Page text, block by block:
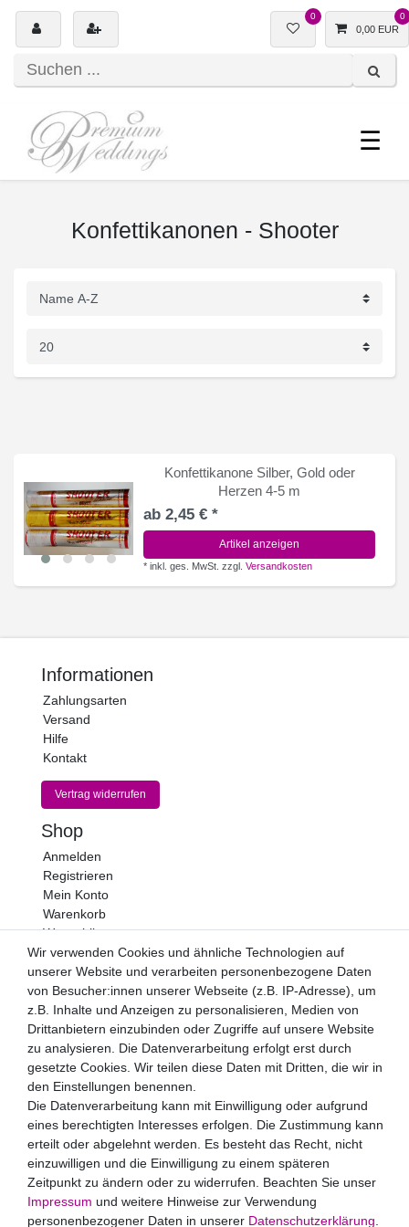
0 0
0,00 EUR
☰
Konfettikanonen - Shooter
Konfettikanone Silber, Gold oder
Herzen 4-5 m
ab 2,45 € *
Artikel anzeigen
*inkl. ges. MwSt. zzgl.Versandkosten
Informationen
Zahlungsarten
Versand
Hilfe
Kontakt
Vertrag widerrufen
Shop
Anmelden
Registrieren
Mein Konto
Warenkorb
Wunschliste
Newsletter
E-MAIL **
Newsletter
Honig
Hiermit bestätige ich, dass ich die Daten­schutz­erklärung
gelesen habe. Meine Einwilligung kann ich jederzeit
widerrufen.**
Abonnieren
** Hierbei handelt es sich um ein Pflichtfeld.
Zahlungsarten
Wir verwenden Cookies und ähnliche Technologien auf
unserer Website und verarbeiten personenbezogene Daten
von Besucher:innen unserer Webseite (z.B. IP-Adresse), um
z.B. Inhalte und Anzeigen zu personalisieren, Medien von
Drittanbietern einzubinden oder Zugriffe auf unsere Website
zu analysieren. Die Datenverarbeitung erfolgt erst durch
gesetzte Cookies. Wir teilen diese Daten mit Dritten, die wir in
den Einstellungen benennen.
Die Datenverarbeitung kann mit Einwilligung oder aufgrund
eines berechtigten Interesses erfolgen. Die Zustimmung kann
erteilt oder abgelehnt werden. Es besteht das Recht, nicht
einzuwilligen und die Einwilligung zu einem späteren
Zeitpunkt zu ändern oder zu widerrufen. Beachten Sie unser
Impressum und weitere Hinweise zur Verwendung
personenbezogener Daten in unserer Daten­schutz­erklärung